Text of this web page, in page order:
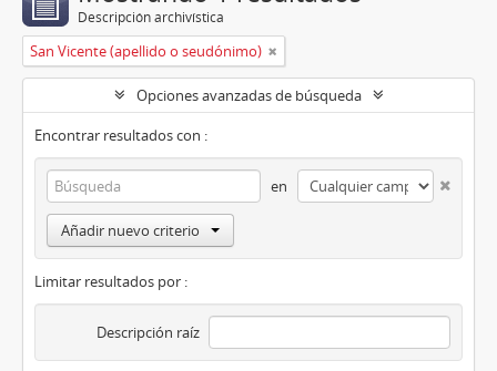
Descripción archivística
San Vicente (apellido o seudónimo)
Opciones avanzadas de búsqueda
Encontrar resultados con :
en
Añadir nuevo criterio
Limitar resultados por :
Descripción raíz